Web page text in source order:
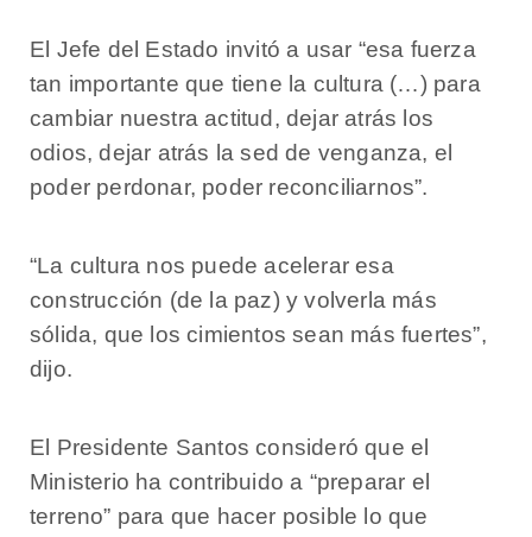
El Jefe del Estado invitó a usar “esa fuerza
tan importante que tiene la cultura (…) para
cambiar nuestra actitud, dejar atrás los
odios, dejar atrás la sed de venganza, el
poder perdonar, poder reconciliarnos”.
“La cultura nos puede acelerar esa
construcción (de la paz) y volverla más
sólida, que los cimientos sean más fuertes”,
dijo.
El Presidente Santos consideró que el
Ministerio ha contribuido a “preparar el
terreno” para que hacer posible lo que